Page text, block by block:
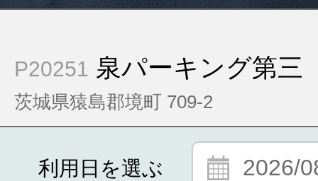
P20251 泉パーキング第三
茨城県猿島郡境町 709-2
利用日を選ぶ 2026/